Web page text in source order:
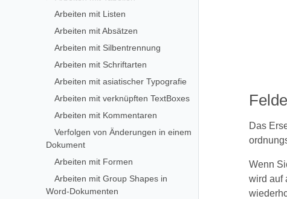
Arbeiten mit Listen
Arbeiten mit Absätzen
Arbeiten mit Silbentrennung
Arbeiten mit Schriftarten
Arbeiten mit asiatischer Typografie
Arbeiten mit verknüpften TextBoxes
Arbeiten mit Kommentaren
Verfolgen von Änderungen in einem
Dokument
Arbeiten mit Formen
Arbeiten mit Group Shapes in
Word-Dokumenten
Das
Wenn
wird auf